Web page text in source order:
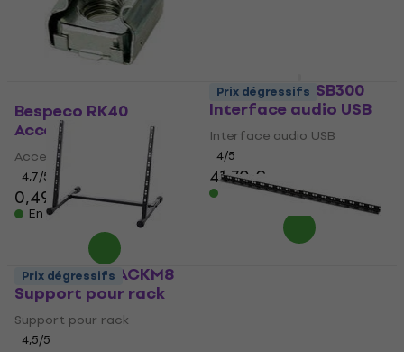
Bespeco RK40
Accessoires rack
Accessoires rack
4,7/5
0,49 €
En stock
Bespeco BMUSB300
Interface audio USB
Interface audio USB
4/5
41,70 €
En stock
Bespeco BPRACKM8
Support pour rack
Support pour rack
4,5/5
Prix dégressifs
Prix dégressifs